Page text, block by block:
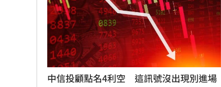
中信投顧點名4利空 這訊號沒出現別進場